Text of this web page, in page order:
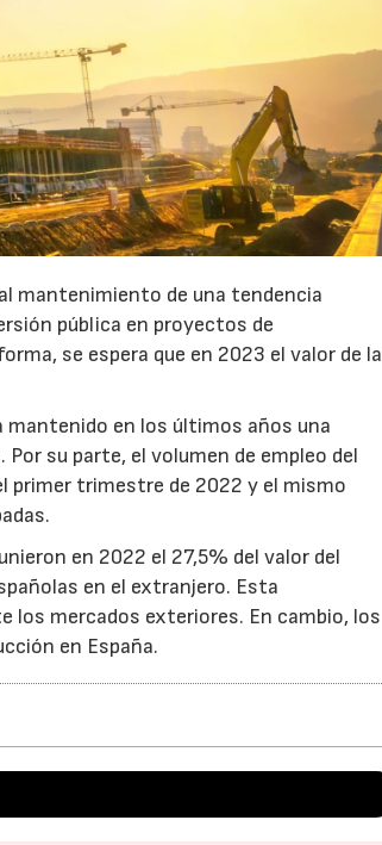
mantenimiento de una tendencia
pública en proyectos de
se espera que en 2023 el valor de la
mantenido en los últimos años una
su parte, el volumen de empleo del
primer trimestre de 2022 y el mismo
en 2022 el 27,5% del valor del
en el extranjero. Esta
los mercados exteriores. En cambio, los
en España.